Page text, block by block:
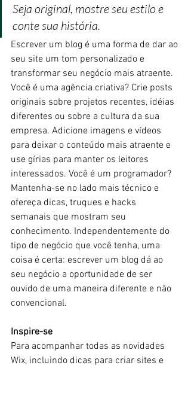
Seja original, mostre seu estilo e
conte sua história.
Escrever um blog é uma forma de dar ao
seu site um tom personalizado e
transformar seu negócio mais atraente.
Você é uma agência criativa? Crie posts
originais sobre projetos recentes, idéias
diferentes ou sobre a cultura da sua
empresa. Adicione imagens e vídeos
para deixar o conteúdo mais atraente e
use gírias para manter os leitores
interessados. Você é um programador?
Mantenha-se no lado mais técnico e
ofereça dicas, truques e hacks
semanais que mostram seu
conhecimento. Independentemente do
tipo de negócio que você tenha, uma
coisa é certa: escrever um blog dá ao
seu negócio a oportunidade de ser
ouvido de uma maneira diferente e não
convencional.
Inspire-se
Para acompanhar todas as novidades
Wix, incluindo dicas para criar sites e